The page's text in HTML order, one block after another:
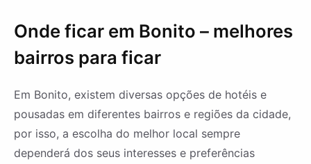
Onde ficar em Bonito – melhores
bairros para ficar
Em Bonito, existem diversas opções de hotéis e
pousadas em diferentes bairros e regiões da cidade,
por isso, a escolha do melhor local sempre
dependerá dos seus interesses e preferências